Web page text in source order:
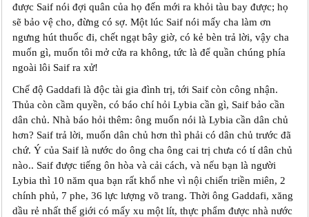
được Saif nói đợi quân của họ đến mới ra khỏi tàu bay được; họ
sẽ bảo vệ cho, đừng có sợ. Một lúc Saif nói mấy cha làm ơn
ngưng hút thuốc đi, chết ngạt bây giờ, có kẻ bèn trả lời, vậy cha
muốn gì, muốn tôi mở cửa ra không, tức là để quần chúng phía
ngoài lôi Saif ra xử!
Chế độ Gaddafi là độc tài gia đình trị, tới Saif còn công nhận.
Thủa còn cầm quyền, có báo chí hỏi Lybia cần gì, Saif bảo cần
dân chủ. Nhà báo hỏi thêm: ông muốn nói là Lybia cần dân chủ
hơn? Saif trả lời, muốn dân chủ hơn thì phải có dân chủ trước đã
chứ. Ý của Saif là nước do ông cha ông cai trị chưa có tí dân chủ
nào.. Saif được tiếng ôn hòa và cải cách, và nếu bạn là người
Lybia thì 10 năm qua bạn rất khổ nhe vì nội chiến triền miên, 2
chính phủ, 7 phe, 36 lực lượng võ trang. Thời ông Gaddafi, xăng
dầu rẻ nhất thế giới có mấy xu một lít, thực phẩm được nhà nước